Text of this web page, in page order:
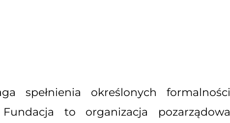
spełnienia określonych
to organizacja